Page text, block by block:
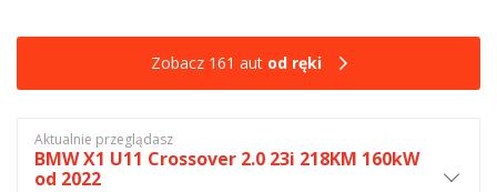
Zobacz 161 aut od ręki
Aktualnie przeglądasz
BMW X1 U11 Crossover 2.0 23i 218KM 160kW
od 2022